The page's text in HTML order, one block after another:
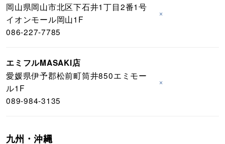
岡山県岡山市北区下石井1丁目2番1号
イオンモール岡山1F
086-227-7785
×
エミフルMASAKI店
愛媛県伊予郡松前町筒井850エミモー
ル1F
089-984-3135
×
九州・沖縄